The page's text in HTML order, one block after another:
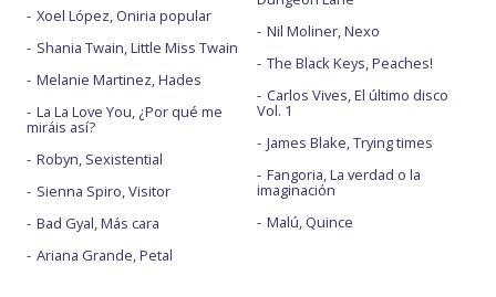
Xoel López, Oniria popular
Shania Twain, Little Miss Twain
Melanie Martinez, Hades
La La Love You, ¿Por qué me
miráis así?
Robyn, Sexistential
Sienna Spiro, Visitor
Bad Gyal, Más cara
Ariana Grande, Petal
Nil Moliner, Nexo
The Black Keys, Peaches!
Carlos Vives, El último disco
Vol. 1
James Blake, Trying times
Fangoria, La verdad o la
imaginación
Malú, Quince